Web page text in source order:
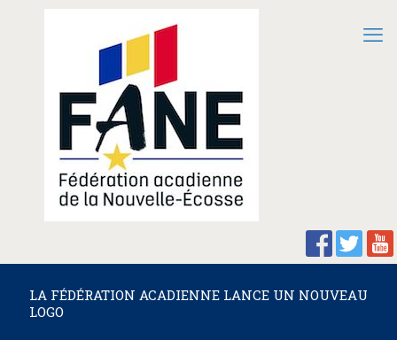
LA FÉDÉRATION ACADIENNE LANCE UN NOUVEAU
LOGO